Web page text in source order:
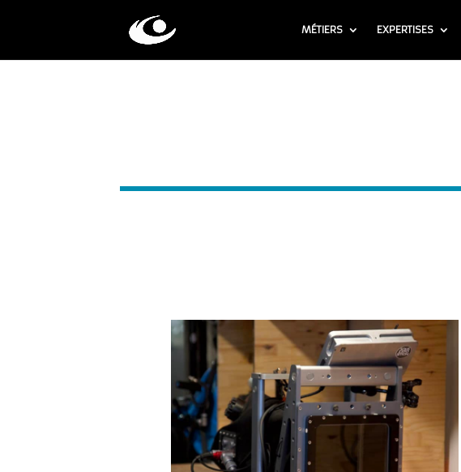
MÉTIERS EXPERTISES